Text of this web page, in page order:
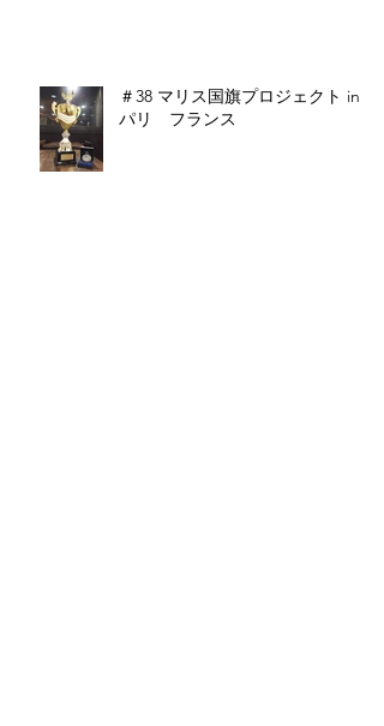
＃38 マリス国旗プロジェクト in
パリ フランス